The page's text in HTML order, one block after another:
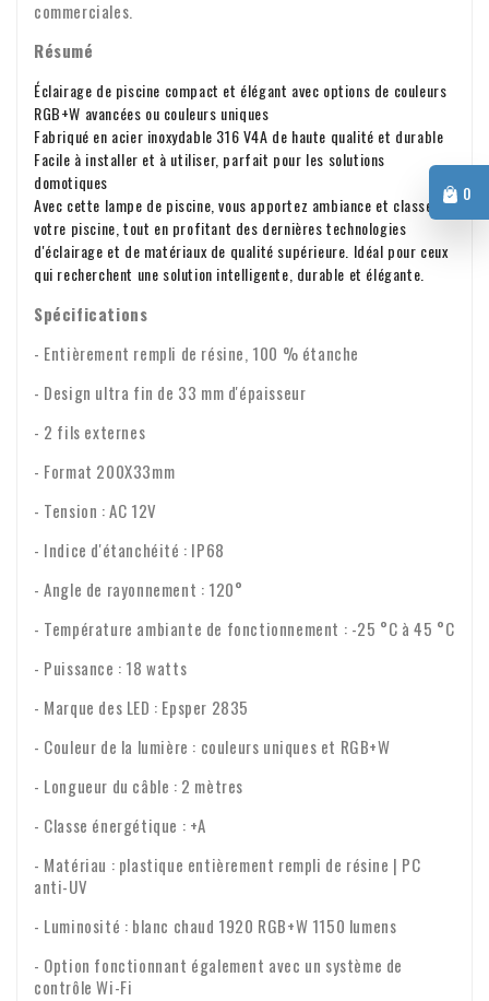
0
commerciales.
Résumé
Éclairage de piscine compact et élégant avec options de couleurs
RGB+W avancées ou couleurs uniques
Fabriqué en acier inoxydable 316 V4A de haute qualité et durable
Facile à installer et à utiliser, parfait pour les solutions
domotiques
Avec cette lampe de piscine, vous apportez ambiance et classe à
votre piscine, tout en profitant des dernières technologies
d'éclairage et de matériaux de qualité supérieure. Idéal pour ceux
qui recherchent une solution intelligente, durable et élégante.
Spécifications
- Entièrement rempli de résine, 100 % étanche
- Design ultra fin de 33 mm d'épaisseur
- 2 fils externes
- Format 200X33mm
- Tension : AC 12V
- Indice d'étanchéité : IP68
- Angle de rayonnement : 120°
- Température ambiante de fonctionnement : -25 °C à 45 °C
- Puissance : 18 watts
- Marque des LED : Epsper 2835
- Couleur de la lumière : couleurs uniques et RGB+W
- Longueur du câble : 2 mètres
- Classe énergétique : +A
- Matériau : plastique entièrement rempli de résine | PC
anti-UV
- Luminosité : blanc chaud 1920 RGB+W 1150 lumens
- Option fonctionnant également avec un système de
contrôle Wi-Fi